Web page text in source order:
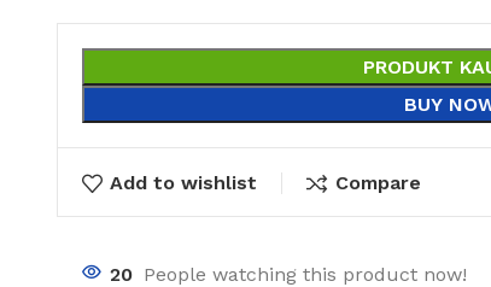
PRODUKT
BUY
Add to wishlist Compare
20 People watching this product now!